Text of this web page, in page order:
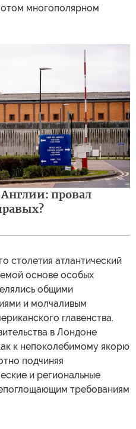
многополярном
провал
столетия атлантический
основе особых
общими
и молчаливым
главенства.
в Лондоне
к непоколебимому якорю
подчиняя
и региональные
требованиям